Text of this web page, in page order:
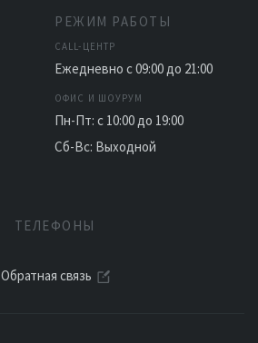
РЕЖИМ РАБОТЫ
CALL-ЦЕНТР
Ежедневно с 09:00 до 21:00
ОФИС И ШОУРУМ
Пн-Пт: с 10:00 до 19:00
Сб-Вс: Выходной
ТЕЛЕФОНЫ
Обратная связь